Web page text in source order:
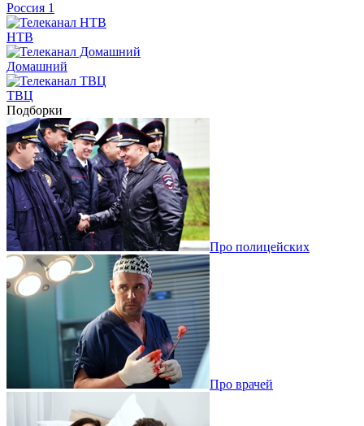
Россия 1
НТВ
Домашний
ТВЦ
Подборки
Про полицейских
Про врачей